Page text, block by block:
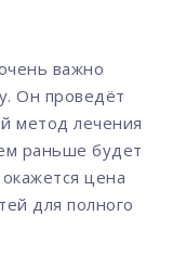
важно
Он проведёт
метод лечения
раньше будет
цена
для полного